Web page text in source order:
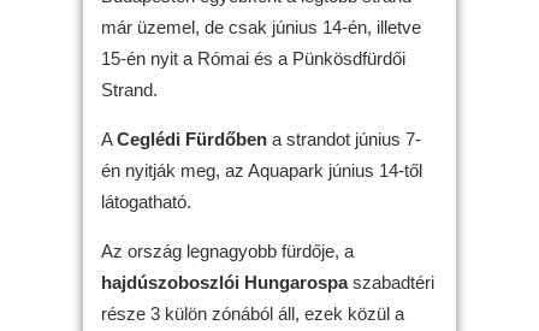
már üzemel, de csak június 14-én, illetve
15-én nyit a Római és a Pünkösdfürdői
Strand.
ACeglédi Fürdőben a strandot június 7-
én nyitják meg, az Aquapark június 14-től
látogatható.
Az ország legnagyobb fürdője, a
hajdúszoboszlói Hungarospaszabadtéri
része 3 külön zónából áll, ezek közül a